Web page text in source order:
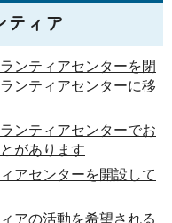
ティア
ンティアセンターを閉
ンティアセンターに移
ンティアセンターでお
があります
アセンターを開設して
アの活動を希望される